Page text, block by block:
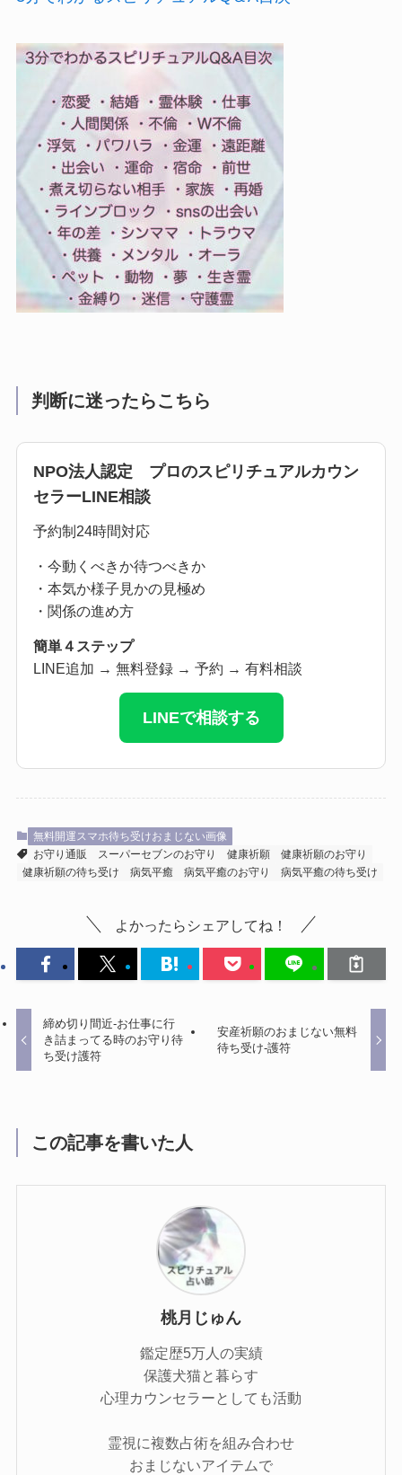
判断に迷ったらこちら
NPO法人認定 プロのスピリチュアルカウン
セラーLINE相談
予約制24時間対応
・今動くべきか待つべきか
・本気か様子見かの見極め
・関係の進め方
簡単４ステップ
LINE追加 → 無料登録 → 予約 → 有料相談
LINEで相談する
無料開運スマホ待ち受けおまじない画像
お守り通販
スーパーセブンのお守り 健康祈願
健康祈願のお守り
健康祈願の待ち受け
病気平癒 病気平癒のお守り 病気平癒の待ち受け
よかったらシェアしてね！
締め切り間近-お仕事に行
き詰まってる時のお守り待
ち受け護符
安産祈願のおまじない無料
待ち受け-護符
この記事を書いた人
桃月じゅん
鑑定歴5万人の実績
保護犬猫と暮らす
心理カウンセラーとしても活動
霊視に複数占術を組み合わせ
おまじないアイテムで